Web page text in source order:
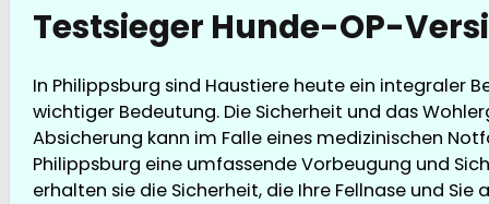
Testsieger Hunde-OP-
In Philippsburg sind Haustiere heute ein integraler
wichtiger Bedeutung. Die Sicherheit und das
Absicherung kann im Falle eines medizinischen
Philippsburg eine umfassende Vorbeugung und
erhalten sie die Sicherheit, die Ihre Fellnase und Sie